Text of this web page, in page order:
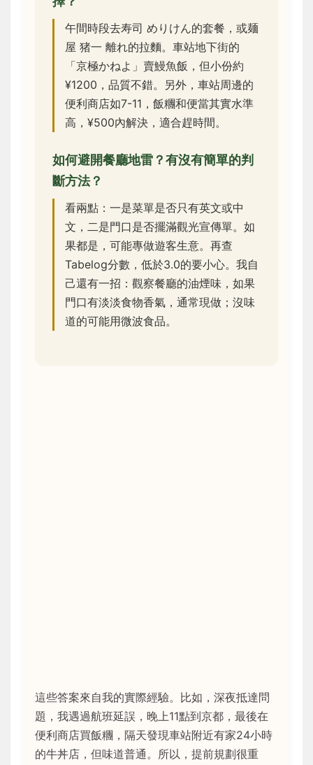
午間時段去寿司 めりけん的套餐，或麺
屋 猪一 離れ的拉麵。車站地下街的
「京極かねよ」賣鰻魚飯，但小份約
¥1200，品質不錯。另外，車站周邊的
便利商店如7-11，飯糰和便當其實水準
高，¥500內解決，適合趕時間。
如何避開餐廳地雷？有沒有簡單的判
斷方法？
看兩點：一是菜單是否只有英文或中
文，二是門口是否擺滿觀光宣傳單。如
果都是，可能專做遊客生意。再查
Tabelog分數，低於3.0的要小心。我自
己還有一招：觀察餐廳的油煙味，如果
門口有淡淡食物香氣，通常現做；沒味
道的可能用微波食品。
這些答案來自我的實際經驗。比如，深夜抵達問
題，我遇過航班延誤，晚上11點到京都，最後在
便利商店買飯糰，隔天發現車站附近有家24小時
的牛丼店，但味道普通。所以，提前規劃很重